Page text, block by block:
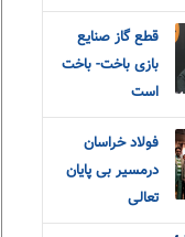
قطع گاز صنایع
بازی باخت- باخت
است
فولاد خراسان
درمسیر بی پایان
تعالی